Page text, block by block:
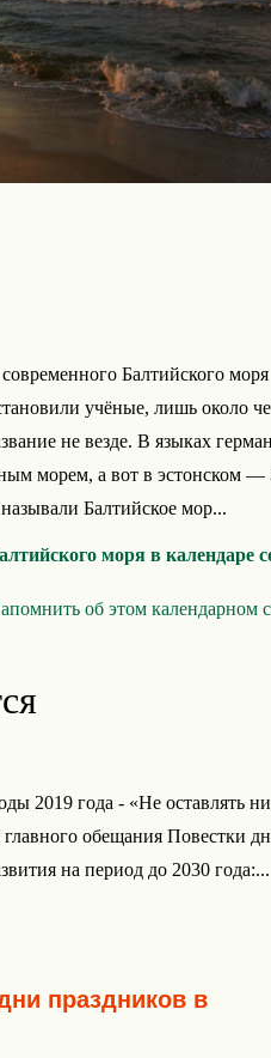
Балтийского моря
учёные, лишь около
не везде. В языках
морем, а вот в эстонском
Балтийское мор...
моря в календаре
об этом календарном
2019 года - «Не оставлять
главного обещания Повестки
на период до 2030 года:...
праздников в